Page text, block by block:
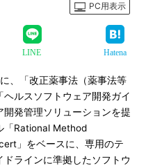
PC用表示
LINE Hatena
、「改正薬事法（薬事法等
ルスソフトウェア開発ガイ
開発管理ソリューションを提
「Rational Method
」をベースに、専用のテ
ラインに準拠したソフトウ